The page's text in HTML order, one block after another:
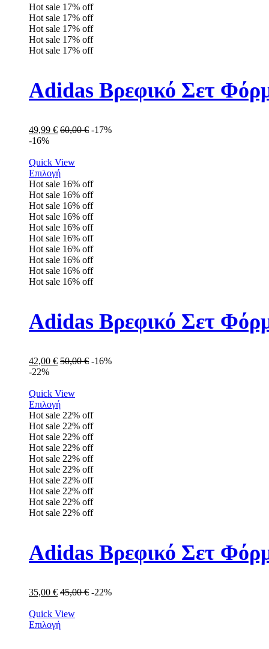
Hot sale 17% off
Hot sale 17% off
Hot sale 17% off
Hot sale 17% off
Hot sale 17% off
Adidas Βρεφικό Σετ
49,99 € 60,00€ -17%
-16%
Quick View
Επιλογή
Hot sale 16% off
Hot sale 16% off
Hot sale 16% off
Hot sale 16% off
Hot sale 16% off
Hot sale 16% off
Hot sale 16% off
Hot sale 16% off
Hot sale 16% off
Hot sale 16% off
Adidas Βρεφικό Σετ
42,00 € 50,00€ -16%
-22%
Quick View
Επιλογή
Hot sale 22% off
Hot sale 22% off
Hot sale 22% off
Hot sale 22% off
Hot sale 22% off
Hot sale 22% off
Hot sale 22% off
Hot sale 22% off
Hot sale 22% off
Hot sale 22% off
Adidas Βρεφικό Σετ
35,00 € 45,00€ -22%
Quick View
Επιλογή